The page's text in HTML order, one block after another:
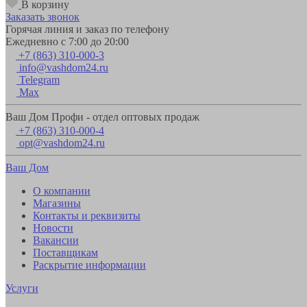
В корзину
Заказать звонок
Горячая линия и заказ по телефону
Ежедневно с 7:00 до 20:00
+7 (863) 310-000-3
info@vashdom24.ru
Telegram
Max
Ваш Дом Профи - отдел оптовых продаж
+7 (863) 310-000-4
opt@vashdom24.ru
Ваш Дом
О компании
Магазины
Контакты и реквизиты
Новости
Вакансии
Поставщикам
Раскрытие информации
Услуги